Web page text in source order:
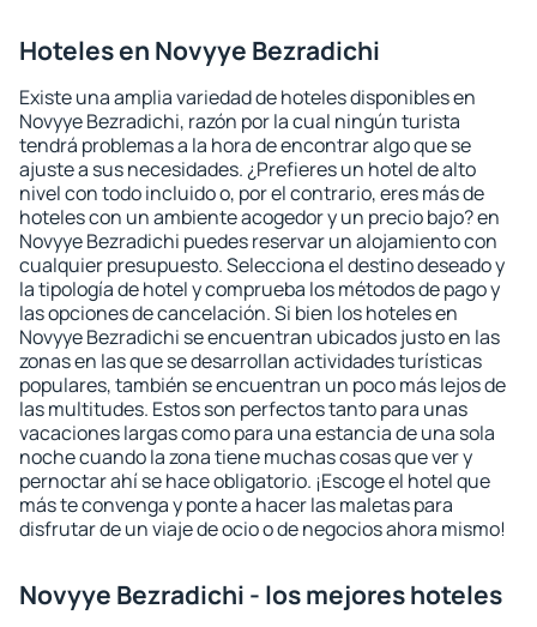
Hoteles en Novyye Bezradichi
Existe una amplia variedad de hoteles disponibles en
Novyye Bezradichi, razón por la cual ningún turista
tendrá problemas a la hora de encontrar algo que se
ajuste a sus necesidades. ¿Prefieres un hotel de alto
nivel con todo incluido o, por el contrario, eres más de
hoteles con un ambiente acogedor y un precio bajo? en
Novyye Bezradichi puedes reservar un alojamiento con
cualquier presupuesto. Selecciona el destino deseado y
la tipología de hotel y comprueba los métodos de pago y
las opciones de cancelación. Si bien los hoteles en
Novyye Bezradichi se encuentran ubicados justo en las
zonas en las que se desarrollan actividades turísticas
populares, también se encuentran un poco más lejos de
las multitudes. Estos son perfectos tanto para unas
vacaciones largas como para una estancia de una sola
noche cuando la zona tiene muchas cosas que ver y
pernoctar ahí se hace obligatorio. ¡Escoge el hotel que
más te convenga y ponte a hacer las maletas para
disfrutar de un viaje de ocio o de negocios ahora mismo!
Novyye Bezradichi - los mejores hoteles